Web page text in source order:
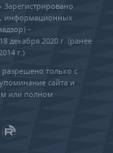
Зарегистрировано
информационных
–
декабря 2020 г. (ранее
г.)
только с
сайта и
или полном